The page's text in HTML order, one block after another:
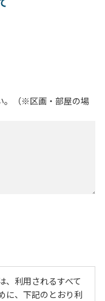
。（※区画・部屋の場
、利用されるすべて
に、下記のとおり利